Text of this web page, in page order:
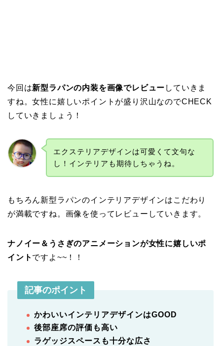
今回は新型ラパンの内装を画像でレビュー していきま
すね。女性に嬉しいポイントが盛り沢山なのでCHECK
していきましょう！
エクステリアデザインは可愛くて文句な
し！インテリアも期待しちゃうね。
もちろん新型ラパンのインテリアデザインはこだわり
が満載ですね。画像を使ってレビューしていきます。
ナノイー＆うさぎのアニメーションが女性に嬉しいポ
イント ですよ~~！！
記事のポイント
かわいいインテリアデザインはGOOD
後部座席の評価も高い
ラゲッジスペースも十分な広さ